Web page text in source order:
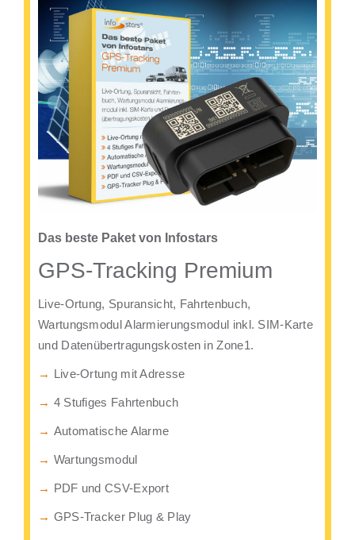
Das beste Paket von Infostars
GPS-Tracking Premium
Live-Ortung, Spuransicht, Fahrtenbuch,
Wartungsmodul Alarmierungsmodul inkl. SIM-Karte
und Datenübertragungskosten in Zone1.
→ Live-Ortung mit Adresse
→ 4 Stufiges Fahrtenbuch
→ Automatische Alarme
→ Wartungsmodul
→ PDF und CSV-Export
→ GPS-Tracker Plug & Play